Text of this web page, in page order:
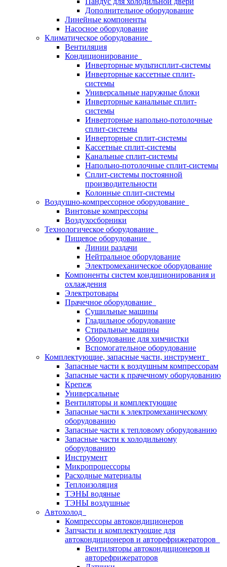
Дополнительное оборудование
Линейные компоненты
Насосное оборудование
Климатическое оборудование
Вентиляция
Кондиционирование
Инверторные мультисплит-системы
Инверторные кассетные сплит-
системы
Универсальные наружные блоки
Инверторные канальные сплит-
системы
Инверторные напольно-потолочные
сплит-системы
Инверторные сплит-системы
Кассетные сплит-системы
Канальные сплит-системы
Напольно-потолочные сплит-системы
Сплит-системы постоянной
производительности
Колонные сплит-системы
Воздушно-компрессорное оборудование
Винтовые компрессоры
Воздухосборники
Технологическое оборудование
Пищевое оборудование
Линии раздачи
Нейтральное оборудование
Электромеханическое оборудование
Компоненты систем кондиционирования и
охлаждения
Электротовары
Прачечное оборудование
Сушильные машины
Гладильное оборудование
Стиральные машины
Оборудование для химчистки
Вспомогательное оборудование
Комплектующие, запасные части, инструмент
Запасные части к воздушным компрессорам
Запасные части к прачечному оборудованию
Крепеж
Универсальные
Вентиляторы и комплектующие
Запасные части к электромеханическому
оборудованию
Запасные части к тепловому оборудованию
Запасные части к холодильному
оборудованию
Инструмент
Микропроцессоры
Расходные материалы
Теплоизоляция
ТЭНЫ водяные
ТЭНЫ воздушные
Автохолод
Компрессоры автокондиционеров
Запчасти и комплектующие для
автокондиционеров и авторефрижераторов
Вентиляторы автокондиционеров и
авторефрижераторов